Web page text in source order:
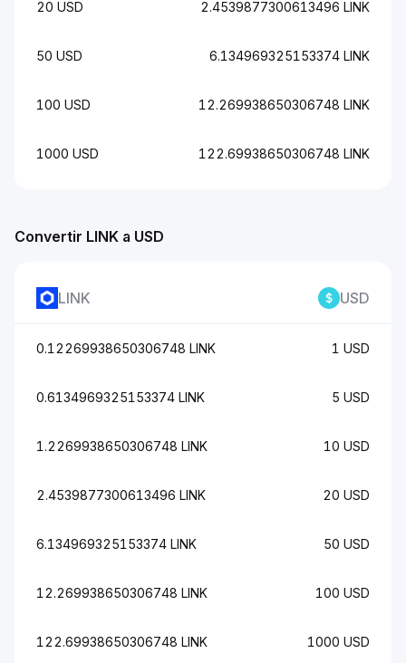
Convertir LINK a USD
LINK USD
0.12269938650306748 LINK 1 USD
0.6134969325153374 LINK 5 USD
1.2269938650306748 LINK 10 USD
2.4539877300613496 LINK 20 USD
6.134969325153374 LINK 50 USD
12.269938650306748 LINK 100 USD
122.69938650306748 LINK 1000 USD
20 USD 2.4539877300613496 LINK
50 USD 6.134969325153374 LINK
100 USD 12.269938650306748 LINK
1000 USD 122.69938650306748 LINK